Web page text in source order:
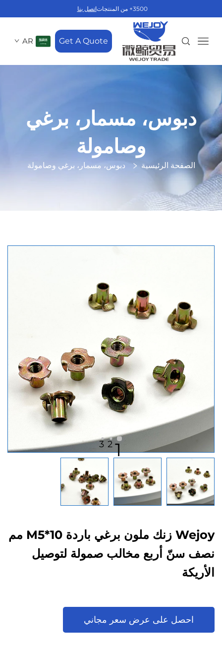
3500+ من المنتجات اتصل بنا
Get A Quote
AR
دبوس، مسمار، برغي
وصامولة
الصفحة الرئيسية دبوس، مسمار، برغي وصامولة
1
2
3
Wejoy زنك ملون برغي باردة M5*10 مم
نصف سنّ أربع مخالب صمولة لتوصيل
الأريكة
احصل على عرض سعر مجاني